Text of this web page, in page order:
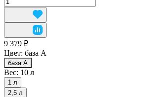
9 379 ₽
Цвет: база А
база А
Вес: 10 л
1 л
2,5 л